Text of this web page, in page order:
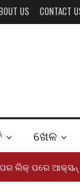
US CONTACT
ଖେଳ
ଲିକ୍ ପରେ